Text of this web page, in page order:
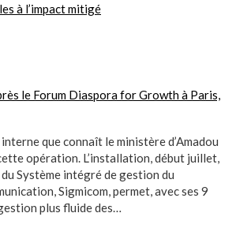
à l’impact mitigé
le Forum Diaspora for Growth à Paris,
que connaît le ministère d’Amadou
opération. L’installation, début juillet,
Système intégré de gestion du
Sigmicom, permet, avec ses 9
plus fluide des…